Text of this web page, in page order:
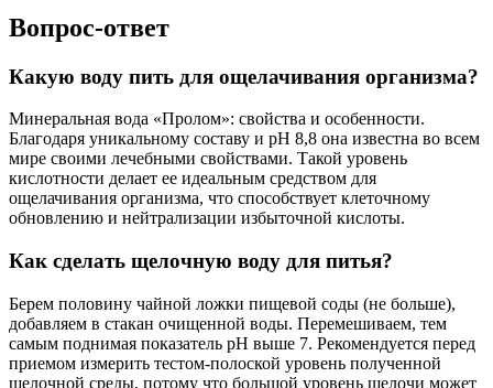
Вопрос-ответ
Какую воду пить для ощелачивания организма?
Минеральная вода «Пролом»: свойства и особенности.
Благодаря уникальному составу и pH 8,8 она известна во всем
мире своими лечебными свойствами. Такой уровень
кислотности делает ее идеальным средством для
ощелачивания организма, что способствует клеточному
обновлению и нейтрализации избыточной кислоты.
Как сделать щелочную воду для питья?
Берем половину чайной ложки пищевой соды (не больше),
добавляем в стакан очищенной воды. Перемешиваем, тем
самым поднимая показатель pH выше 7. Рекомендуется перед
приемом измерить тестом-полоской уровень полученной
щелочной среды, потому что большой уровень щелочи может